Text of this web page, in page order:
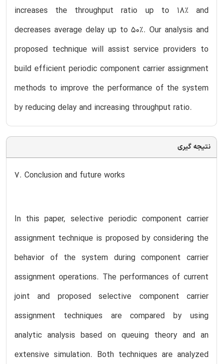
increases the throughput ratio up to 18% and
decreases average delay up to 50%. Our analysis and
proposed technique will assist service providers to
build efficient periodic component carrier assignment
methods to improve the performance of the system
by reducing delay and increasing throughput ratio.
نتیجه گیری
7. Conclusion and future works
In this paper, selective periodic component carrier
assignment technique is proposed by considering the
behavior of the system during component carrier
assignment operations. The performances of current
joint and proposed selective component carrier
assignment techniques are compared by using
analytic analysis based on queuing theory and an
extensive simulation. Both techniques are analyzed